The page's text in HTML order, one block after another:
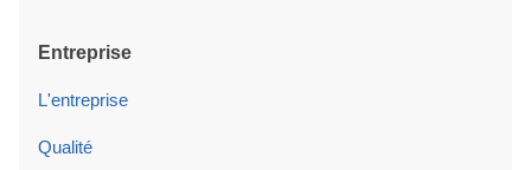
Entreprise
L'entreprise
Qualité